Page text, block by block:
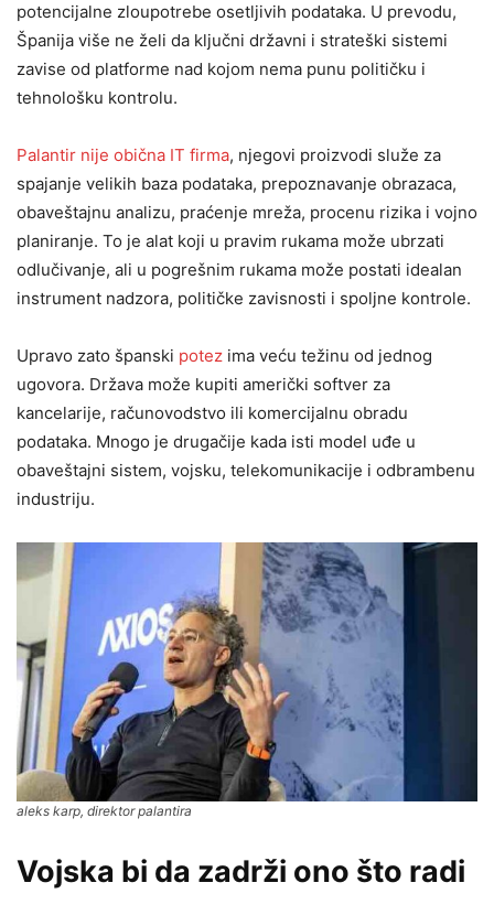
potencijalne zloupotrebe osetljivih podataka. U prevodu,
Španija više ne želi da ključni državni i strateški sistemi
zavise od platforme nad kojom nema punu političku i
tehnološku kontrolu.
Palantir nije obična IT firma, njegovi proizvodi služe za
spajanje velikih baza podataka, prepoznavanje obrazaca,
obaveštajnu analizu, praćenje mreža, procenu rizika i vojno
planiranje. To je alat koji u pravim rukama može ubrzati
odlučivanje, ali u pogrešnim rukama može postati idealan
instrument nadzora, političke zavisnosti i spoljne kontrole.
Upravo zato španski potez ima veću težinu od jednog
ugovora. Država može kupiti američki softver za
kancelarije, računovodstvo ili komercijalnu obradu
podataka. Mnogo je drugačije kada isti model uđe u
obaveštajni sistem, vojsku, telekomunikacije i odbrambenu
industriju.
aleks karp, direktor palantira
Vojska bi da zadrži ono što radi